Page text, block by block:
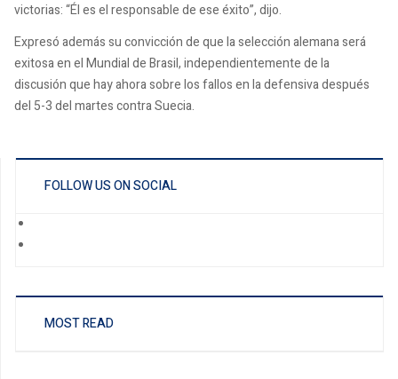
victorias: “Él es el responsable de ese éxito”, dijo.
Expresó además su convicción de que la selección alemana será
exitosa en el Mundial de Brasil, independientemente de la
discusión que hay ahora sobre los fallos en la defensiva después
del 5-3 del martes contra Suecia.
FOLLOW US ON SOCIAL
MOST READ